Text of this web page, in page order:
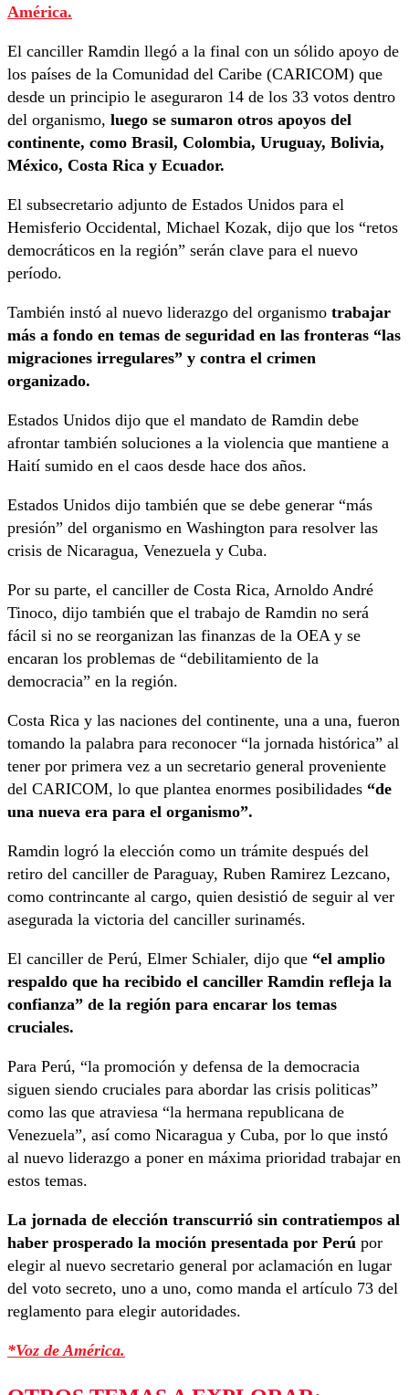
América.
El canciller Ramdin llegó a la final con un sólido apoyo de
los países de la Comunidad del Caribe (CARICOM) que
desde un principio le aseguraron 14 de los 33 votos dentro
del organismo, luego se sumaron otros apoyos del
continente, como Brasil, Colombia, Uruguay, Bolivia,
México, Costa Rica y Ecuador.
El subsecretario adjunto de Estados Unidos para el
Hemisferio Occidental, Michael Kozak, dijo que los “retos
democráticos en la región” serán clave para el nuevo
período.
También instó al nuevo liderazgo del organismo trabajar
más a fondo en temas de seguridad en las fronteras “las
migraciones irregulares” y contra el crimen
organizado.
Estados Unidos dijo que el mandato de Ramdin debe
afrontar también soluciones a la violencia que mantiene a
Haití sumido en el caos desde hace dos años.
Estados Unidos dijo también que se debe generar “más
presión” del organismo en Washington para resolver las
crisis de Nicaragua, Venezuela y Cuba.
Por su parte, el canciller de Costa Rica, Arnoldo André
Tinoco, dijo también que el trabajo de Ramdin no será
fácil si no se reorganizan las finanzas de la OEA y se
encaran los problemas de “debilitamiento de la
democracia” en la región.
Costa Rica y las naciones del continente, una a una, fueron
tomando la palabra para reconocer “la jornada histórica” al
tener por primera vez a un secretario general proveniente
del CARICOM, lo que plantea enormes posibilidades “de
una nueva era para el organismo”.
Ramdin logró la elección como un trámite después del
retiro del canciller de Paraguay, Ruben Ramirez Lezcano,
como contrincante al cargo, quien desistió de seguir al ver
asegurada la victoria del canciller surinamés.
El canciller de Perú, Elmer Schialer, dijo que “el amplio
respaldo que ha recibido el canciller Ramdin refleja la
confianza” de la región para encarar los temas
cruciales.
Para Perú, “la promoción y defensa de la democracia
siguen siendo cruciales para abordar las crisis politicas”
como las que atraviesa “la hermana republicana de
Venezuela”, así como Nicaragua y Cuba, por lo que instó
al nuevo liderazgo a poner en máxima prioridad trabajar en
estos temas.
La jornada de elección transcurrió sin contratiempos al
haber prosperado la moción presentada por Perú por
elegir al nuevo secretario general por aclamación en lugar
del voto secreto, uno a uno, como manda el artículo 73 del
reglamento para elegir autoridades.
*Voz de América.